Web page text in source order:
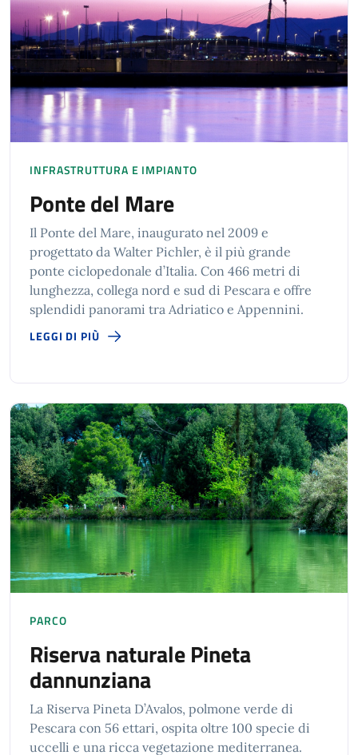
INFRASTRUTTURA E IMPIANTO
Ponte del Mare
Il Ponte del Mare, inaugurato nel 2009 e
progettato da Walter Pichler, è il più grande
ponte ciclopedonale d’Italia. Con 466 metri di
lunghezza, collega nord e sud di Pescara e offre
splendidi panorami tra Adriatico e Appennini.
LEGGI DI PIÙ
PARCO
Riserva naturale Pineta
dannunziana
La Riserva Pineta D’Avalos, polmone verde di
Pescara con 56 ettari, ospita oltre 100 specie di
uccelli e una ricca vegetazione mediterranea.